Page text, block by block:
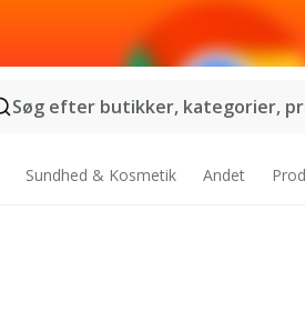
Søg efter butikker, kategorier,
Sundhed & Kosmetik Andet